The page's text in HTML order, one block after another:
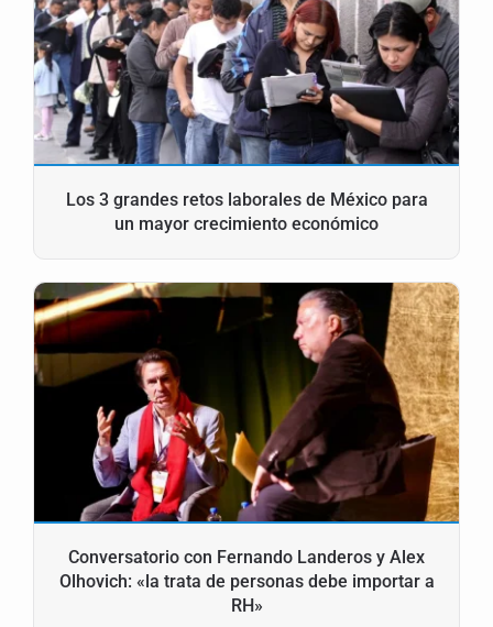
Los 3 grandes retos laborales de México para
un mayor crecimiento económico
Conversatorio con Fernando Landeros y Alex
Olhovich: «la trata de personas debe importar a
RH»